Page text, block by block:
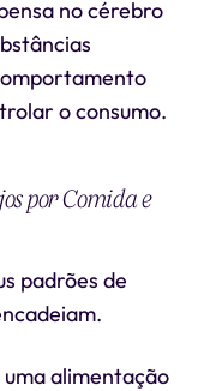
no cérebro
o consumo.
por Comida e
padrões de
alimentação